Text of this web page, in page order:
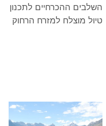
השלבים ההכרחיים לתכנון
טיול מוצלח למזרח הרחוק